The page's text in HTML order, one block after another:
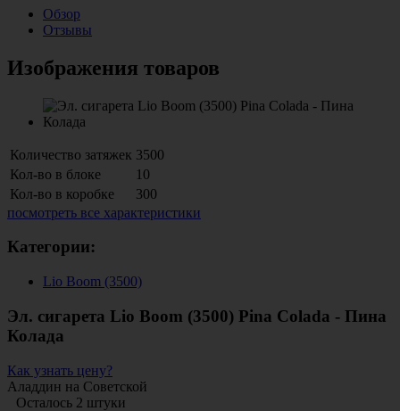
Обзор
Отзывы
Изображения товаров
Количество затяжек 3500
Кол-во в блоке
10
Кол-во в коробке
300
посмотреть все характеристики
Категории:
Lio Boom (3500)
Эл. сигарета Lio Boom (3500) Pina Colada - Пина
Колада
Как узнать цену?
Аладдин на Советской
Осталось 2 штуки